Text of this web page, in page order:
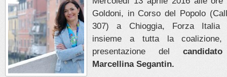
Goldoni, in Corso del Popolo
307) a Chioggia, Forza Italia
insieme a tutta la
presentazione del
Marcellina Segantin.